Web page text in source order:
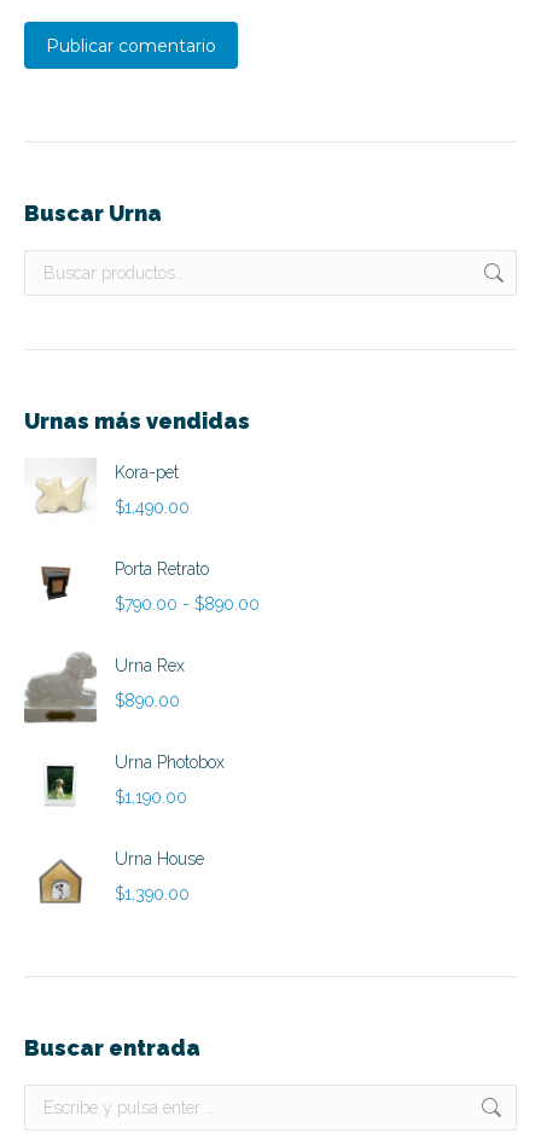
Publicar comentario
Buscar Urna
Urnas más vendidas
Kora-pet
$1,490.00
Porta Retrato
$790.00 - $890.00
Urna Rex
$890.00
Urna Photobox
$1,190.00
Urna House
$1,390.00
Buscar entrada
Buscar: